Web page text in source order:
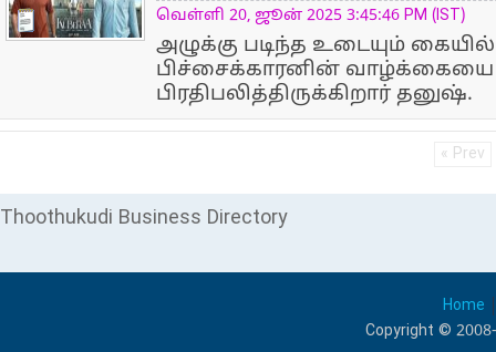
NewsIcon வெள்ளி 20, ஜூன் 2025 3:45:46 PM (IST)
அழுக்கு படிந்த உடையும் கையில்
பிச்சைக்காரனின் வாழ்க்கையை
பிரதிபலித்திருக்கிறார் தனுஷ்.
« Prev
Thoothukudi Business Directory
Home
Copyright ©